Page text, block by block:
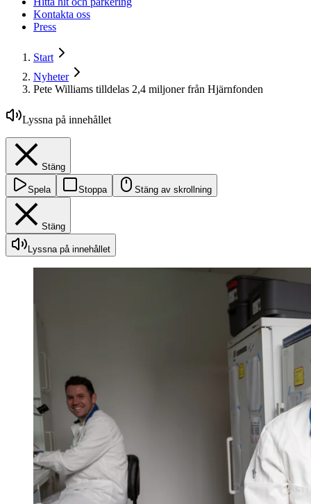
Kontakta oss
Press
Start
Nyheter
Pete Williams tilldelas 2,4 miljoner från Hjärnfonden
Lyssna på innehållet
Stäng
Spela Stoppa Stäng av skrollning
Stäng
Lyssna på innehållet